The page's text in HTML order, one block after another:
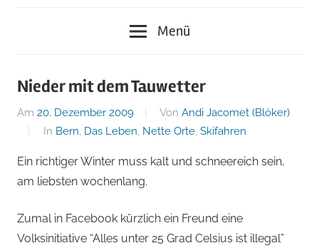
der
Blog
von
Andi
Jacomet
klein-
Menü
Nieder mit dem Tauwetter
Am 20. Dezember 2009 Von Andi Jacomet (Blöker)
In Bern, Das Leben, Nette Orte, Skifahren
Ein richtiger Winter muss kalt und schneereich sein,
am liebsten wochenlang.
Zumal in Facebook kürzlich ein Freund eine
Volksinitiative “Alles unter 25 Grad Celsius ist illegal”